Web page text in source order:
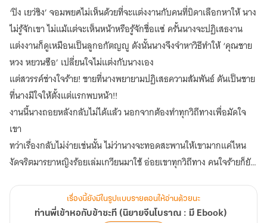
ข้า
ซะที
(นิยาย
จีน
โบราณ
มี
‘ปิง เยว่ชิง’ จอมพยศไม่เห็นด้วยที่จะแต่งงานกับคนที่บิดาเลือกหาให้ นาง
ไม่รู้จักเขา ไม่แม้แต่จะเห็นหน้าหรือรู้จักชื่อแซ่ ครั้นนางจะปฏิเสธงาน
แต่งงานก็ดูเหมือนเป็นลูกอกัตญญู ดังนั้นนางจึงจำหาวิธีทำให้ ‘คุณชาย
หวง หยวนซือ’ เปลี่ยนใจไม่แต่งกับนางเอง
แต่สวรรค์ช่างใจร้าย! ชายที่นางพยายามปฏิเสธความสัมพันธ์ ดันเป็นชาย
ที่นางมีใจให้ตั้งแต่แรกพบหน้า!!
งานนี้นางถอยหลังกลับไม่ได้แล้ว นอกจากต้องทำทุกวิถีทางเพื่อมัดใจ
เขา
ทว่าเรื่องกลับไม่ง่ายเช่นนั้น ไม่ว่านางจะทอดสะพานให้เขามากแค่ไหน
งัดจริตมารยาหญิงร้อยเล่มเกวียนมาใช้ อ่อยเขาทุกวิถีทาง คนใจร้ายก็ยัง
เฮ้อ... ท่านพี่เข้าหอกับข้าซะที
- - - - -
เรื่องนี้ยังมีในรูปแบบรายตอนให้อ่านด้วยนะ
ท่านพี่เข้าหอกับข้าซะที (นิยายจีนโบราณ : มี Ebook)